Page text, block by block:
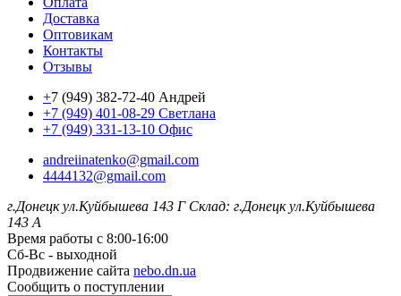
Доставка
Оптовикам
Контакты
Отзывы
+7 (949) 382-72-40 Андрей
+7 (949) 401-08-29 Светлана
+7 (949) 331-13-10 Офис
andreiinatenko@gmail.com
4444132@gmail.com
г.Донецк ул.Куйбышева 143 Г Склад: г.Донецк ул.Куйбышева
143 А
Время работы с 8:00-16:00
Сб-Вс - выходной
Продвижение сайта nebo.dn.ua
Сообщить о поступлении